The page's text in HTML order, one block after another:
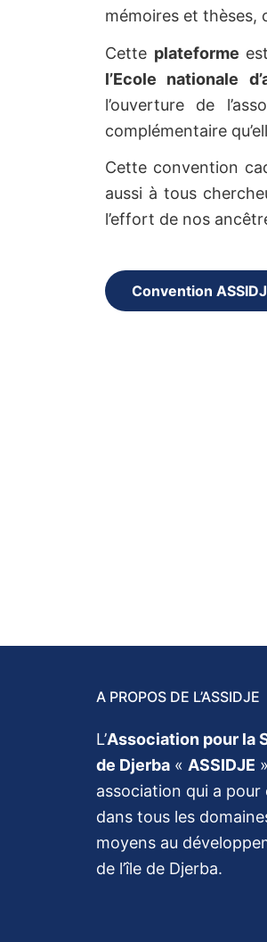
mémoires et thèses,
Cette plateforme
l’Ecole nationale
l’ouverture de
complémentaire
Cette convention
aussi à tous
l’effort de nos
Convention
A PROPOS DE L’ASSIDJE
L’Association pour la
de Djerba « ASSIDJE
association qui a
dans tous les
moyens au
de l’île de Djerba.